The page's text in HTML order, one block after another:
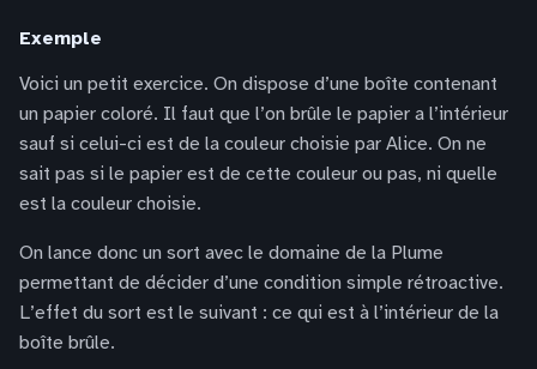
Exemple
Voici un petit exercice. On dispose d’une boîte contenant
un papier coloré. Il faut que l’on brûle le papier a l’intérieur
sauf si celui-ci est de la couleur choisie par Alice. On ne
sait pas si le papier est de cette couleur ou pas, ni quelle
est la couleur choisie.
On lance donc un sort avec le domaine de la Plume
permettant de décider d’une condition simple rétroactive.
L’effet du sort est le suivant : ce qui est à l’intérieur de la
boîte brûle.